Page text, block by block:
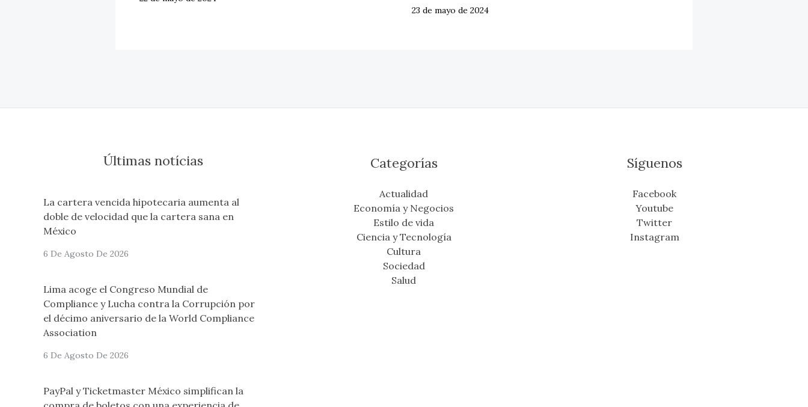
23 de mayo de 2024
Últimas notícias
La cartera vencida hipotecaria aumenta al
doble de velocidad que la cartera sana en
México
6 De Agosto De 2026
Lima acoge el Congreso Mundial de
Compliance y Lucha contra la Corrupción por
el décimo aniversario de la World Compliance
Association
6 De Agosto De 2026
PayPal y Ticketmaster México simplifican la
Categorías
Actualidad
Economía y Negocios
Estilo de vida
Ciencia y Tecnología
Cultura
Sociedad
Salud
Síguenos
Facebook
Youtube
Twitter
Instagram